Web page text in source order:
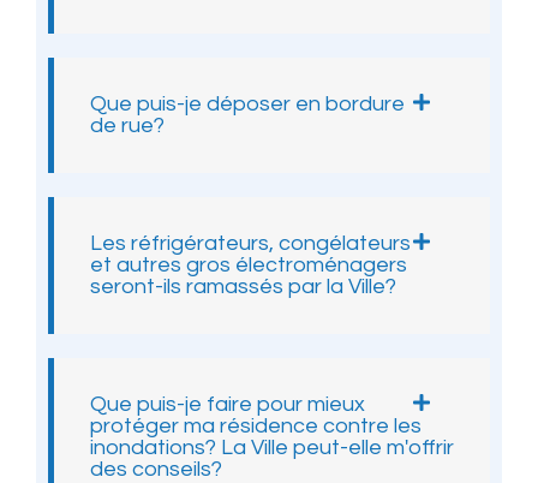
Que puis-je déposer en bordure
de rue?
Les réfrigérateurs, congélateurs
et autres gros électroménagers
seront-ils ramassés par la Ville?
Que puis-je faire pour mieux
protéger ma résidence contre les
inondations? La Ville peut-elle m'offrir
des conseils?